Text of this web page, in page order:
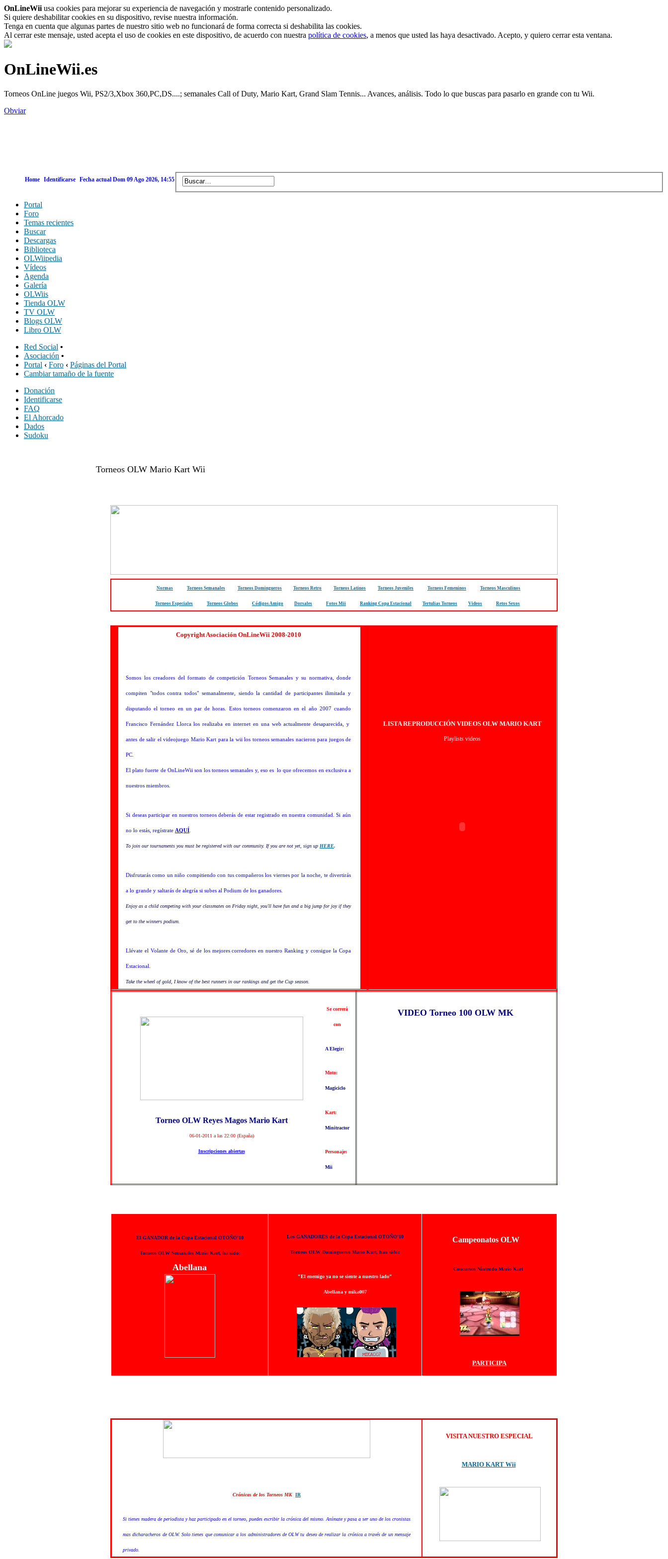
OnLineWii usa cookies para mejorar su experiencia de navegación y mostrarle contenido personalizado.
Si quiere deshabilitar cookies en su dispositivo, revise nuestra información.
Tenga en cuenta que algunas partes de nuestro sitio web no funcionará de forma correcta si deshabilita las cookies.
Al cerrar este mensaje, usted acepta el uso de cookies en este dispositivo, de acuerdo con nuestra política de cookies, a menos que usted las haya desactivado. Acepto, y quiero cerrar esta ventana.
OnLineWii.es
Torneos OnLine juegos Wii, PS2/3,Xbox 360,PC,DS....; semanales Call of Duty, Mario Kart, Grand Slam Tennis... Avances, análisis. Todo lo que buscas para pasarlo en grande con tu Wii.
Obviar
Home Identificarse Fecha actual Dom 09 Ago 2026, 14:55
Portal
Foro
Temas recientes
Buscar
Descargas
Biblioteca
OLWiipedia
Vídeos
Agenda
Galería
OLWiis
Tienda OLW
TV OLW
Blogs OLW
Libro OLW
Red Social •
Asociación •
Portal ‹ Foro ‹ Páginas del Portal
Cambiar tamaño de la fuente
Donación
Identificarse
FAQ
El Ahorcado
Dados
Sudoku
Torneos OLW Mario Kart Wii
Normas Torneos Semanales Torneos Domingueros Torneos Retro Torneos Latinos Torneos Juveniles Torneos Femeninos Torneos Masculinos
Torneos Especiales Torneos Globos Códigos Amigo Dorsales Fotos Mii Ranking Copa Estacional Tertulias Torneos Videos Retos Sexos
Copyright Asociación OnLineWii 2008-2010
Somos los creadores del formato de competición Torneos Semanales y su normativa, donde
compiten "todos contra todos" semanalmente, siendo la cantidad de participantes ilimitada y
disputando el torneo en un par de horas. Estos torneos comenzaron en el año 2007 cuando
Francisco Fernández Llorca los realizaba en internet en una web actualmente desaparecida, y
antes de salir el videojuego Mario Kart para la wii los torneos semanales nacieron para juegos de
PC.
El plato fuerte de OnLineWii son los torneos semanales y, eso es lo que ofrecemos en exclusiva a
nuestros miembros.
Si deseas participar en nuestros torneos deberás de estar registrado en nuestra comunidad. Si aún
no lo estás, regístrate AQUÍ.
To join our tournaments you must be registered with our community. If you are not yet, sign up HERE.
Disfrutarás como un niño compitiendo con tus compañeros los viernes por la noche, te divertirás
a lo grande y saltarás de alegría si subes al Podium de los ganadores.
Enjoy as a child competing with your classmates on Friday night, you'll have fun and a big jump for joy if they
get to the winners podium.
Llévate el Volante de Oro, sé de los mejores corredores en nuestro Ranking y consigue la Copa
Estacional.
Take the wheel of gold, I know of the best runners in our rankings and get the Cup season.
LISTA REPRODUCCIÓN VIDEOS OLW MARIO KART
Playlists videos
Torneo OLW Reyes Magos Mario Kart
06-01-2011 a las 22:00 (España)
Inscripciones abiertas
Se correrá
con
A Elegir:
Moto:
Magiciclo
Kart:
Minitractor
Personaje:
Mii
VIDEO Torneo 100 OLW MK
El GANADOR de la Copa Estacional OTOÑO'10
Torneos OLW Semanales Mario Kart, ha sido:
Abellana
Los GANADORES de la Copa Estacional OTOÑO'10
Torneos OLW Domingueros Mario Kart, han sido:
"El enemigo ya no se siente a nuestro lado"
Abellana y mika007
Campeonatos OLW
Concursos Nintendo Mario Kart
PARTICIPA
Crónicas de los Torneos MK IR
Si tienes madera de periodista y haz participado en el torneo, puedes escribir la crónica del mismo. Anímate y pasa a ser uno de los cronistas
mas dicharacheros de OLW. Solo tienes que comunicar a los administradores de OLW tu deseo de realizar la crónica a través de un mensaje
privado.
VISITA NUESTRO ESPECIAL
MARIO KART Wii